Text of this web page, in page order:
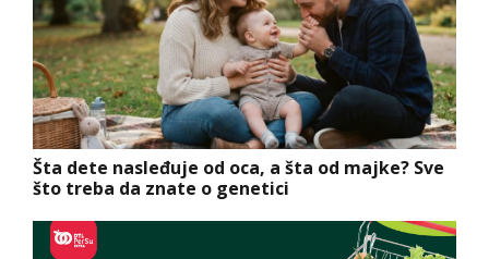
Šta dete nasleđuje od oca, a šta od majke? Sve
što treba da znate o genetici